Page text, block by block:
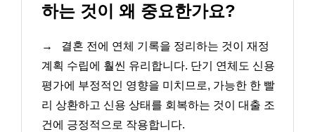
하는 것이 왜 중요한가요?
→
결혼 전에 연체 기록을 정리하는 것이 재정
계획 수립에 훨씬 유리합니다. 단기 연체도 신용
평가에 부정적인 영향을 미치므로, 가능한 한 빨
리 상환하고 신용 상태를 회복하는 것이 대출 조
건에 긍정적으로 작용합니다.